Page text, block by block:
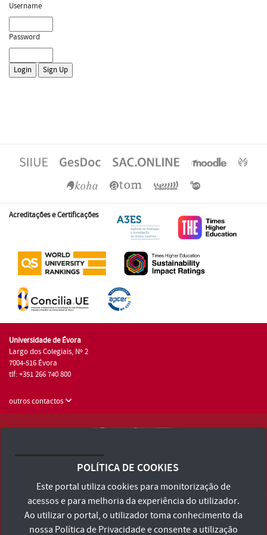
Username
Password
Acreditações e Certificações
Universidade de Évora
Largo dos Colegiais, Nº 2
7004-516 Évora
tlf: +351 266 740 800
outros contactos
Consulte os Termos e Condições e Política de Privacidade
Declaração de Acessibilidade
POLÍTICA DE COOKIES
Este portal utiliza cookies para monitorização de
acessos e para melhoria da experiência do utilizador.
Ao utilizar o portal, o utilizador toma conhecimento da
nossa Política de Privacidadee consente a utilização